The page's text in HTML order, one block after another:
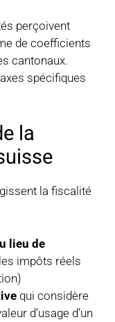
perçoivent
de coefficients
cantonaux.
spécifiques
la
la fiscalité
lieu de
impôts réels
qui considère
d’usage d’un